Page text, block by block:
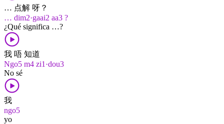
… 点解 呀？
… dim2·gaai2 aa3 ?
¿Qué significa …?
我 唔 知道
Ngo5 m4 zi1·dou3
No sé
我
ngo5
yo